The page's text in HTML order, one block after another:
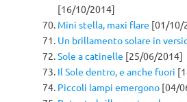
[16/10/2014]
Mini stella, maxi flare [01/10/
Un brillamento solare in
Sole a catinelle [25/06/2014]
Il Sole dentro, e anche fuori
Piccoli lampi emergono [04/